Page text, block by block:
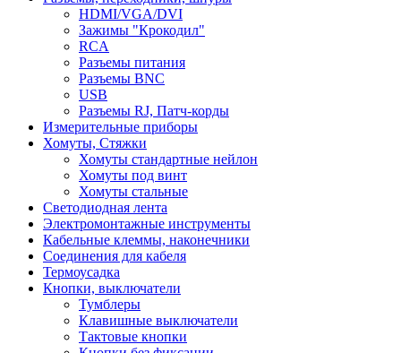
HDMI/VGA/DVI
Зажимы "Крокодил"
RCA
Разъемы питания
Разъемы BNC
USB
Разъемы RJ, Патч-корды
Измерительные приборы
Хомуты, Стяжки
Хомуты стандартные нейлон
Хомуты под винт
Хомуты стальные
Светодиодная лента
Электромонтажные инструменты
Кабельные клеммы, наконечники
Соединения для кабеля
Термоусадка
Кнопки, выключатели
Тумблеры
Клавишные выключатели
Тактовые кнопки